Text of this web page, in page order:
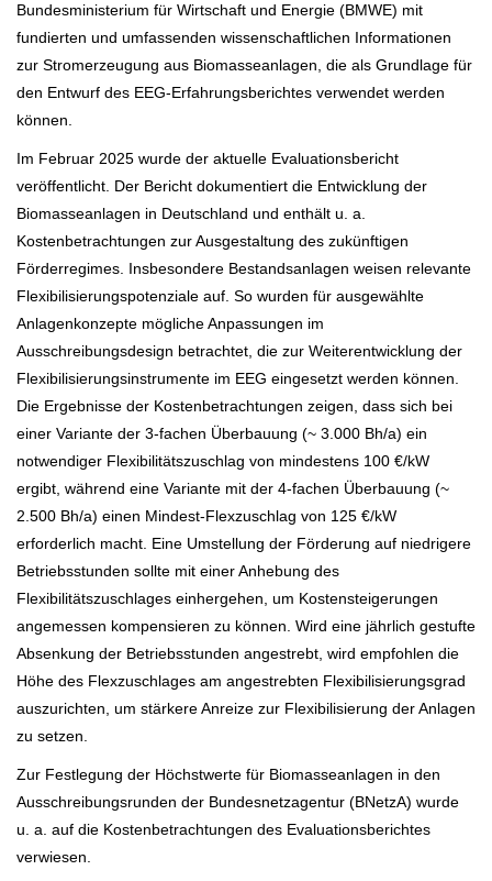
Bundesministerium für Wirtschaft und Energie (BMWE) mit
fundierten und umfassenden wissenschaftlichen Informationen
zur Stromerzeugung aus Biomasseanlagen, die als Grundlage für
den Entwurf des EEG-Erfahrungsberichtes verwendet werden
können.
Im Februar 2025 wurde der aktuelle Evaluationsbericht
veröffentlicht. Der Bericht dokumentiert die Entwicklung der
Biomasseanlagen in Deutschland und enthält u. a.
Kostenbetrachtungen zur Ausgestaltung des zukünftigen
Förderregimes. Insbesondere Bestandsanlagen weisen relevante
Flexibilisierungspotenziale auf. So wurden für ausgewählte
Anlagenkonzepte mögliche Anpassungen im
Ausschreibungsdesign betrachtet, die zur Weiterentwicklung der
Flexibilisierungsinstrumente im EEG eingesetzt werden können.
Die Ergebnisse der Kostenbetrachtungen zeigen, dass sich bei
einer Variante der 3-fachen Überbauung (~ 3.000 Bh/a) ein
notwendiger Flexibilitätszuschlag von mindestens 100 €/kW
ergibt, während eine Variante mit der 4-fachen Überbauung (~
2.500 Bh/a) einen Mindest-Flexzuschlag von 125 €/kW
erforderlich macht. Eine Umstellung der Förderung auf niedrigere
Betriebsstunden sollte mit einer Anhebung des
Flexibilitätszuschlages einhergehen, um Kostensteigerungen
angemessen kompensieren zu können. Wird eine jährlich gestufte
Absenkung der Betriebsstunden angestrebt, wird empfohlen die
Höhe des Flexzuschlages am angestrebten Flexibilisierungsgrad
auszurichten, um stärkere Anreize zur Flexibilisierung der Anlagen
zu setzen.
Zur Festlegung der Höchstwerte für Biomasseanlagen in den
Ausschreibungsrunden der Bundesnetzagentur (BNetzA) wurde
u. a. auf die Kostenbetrachtungen des Evaluationsberichtes
verwiesen.